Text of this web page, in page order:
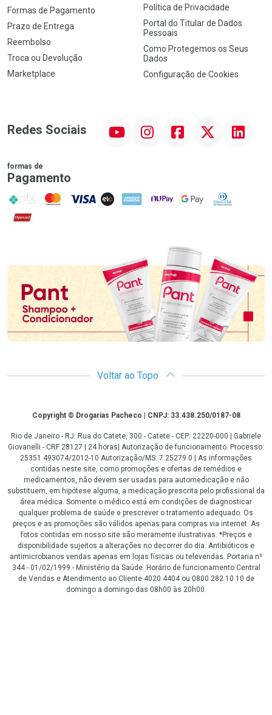
Formas de Pagamento
Prazo de Entrega
Reembolso
Troca ou Devolução
Marketplace
Política de Privacidade
Portal do Titular de Dados
Pessoais
Como Protegemos os Seus
Dados
Configuração de Cookies
Redes Sociais InstagramFacebookTwitter Linkedin
formas de
Pagamento
PIX MasterCard
VISA ELO AMEX NuPay Google PayDiners Club
Hipercard
Promoção em Destaque
Voltar ao Topo
CopyrightCopyright © Drogarias Pacheco | CNPJ: 33.438.250/0187-08
Rio de Janeiro - RJ: Rua do Catete, 300 - Catete - CEP: 22220-000 | Gabriele
Giovanelli - CRF 28127 | 24 horas| Autorização de funcionamento: Processo:
25351.493074/2012-10 Autorização/MS: 7.25279.0 | As informações
contidas neste site, como promoções e ofertas de remédios e
medicamentos, não devem ser usadas para automedicação e não
substituem, em hipótese alguma, a medicação prescrita pelo profissional da
área médica. Somente o médico está em condições de diagnosticar
qualquer problema de saúde e prescrever o tratamento adequado. Os
preços e as promoções são válidos apenas para compras via internet. As
fotos contidas em nosso site são meramente ilustrativas. *Preços e
disponibilidade sujeitos a alterações no decorrer do dia. Antibióticos e
antimicrobianos vendas apenas em lojas físicas ou televendas. Portaria nº
344 - 01/02/1999 - Ministério da Saúde. Horário de funcionamento Central
de Vendas e Atendimento ao Cliente 4020 4404 ou 0800 282 10 10 de
domingo a domingo das 08h00 às 20h00.